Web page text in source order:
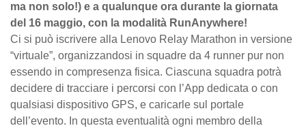
ma non solo!) e a qualunque ora durante la giornata
del 16 maggio, con la modalità RunAnywhere!
Ci si può iscrivere alla Lenovo Relay Marathon in versione
“virtuale”, organizzandosi in squadre da 4 runner pur non
essendo in compresenza fisica. Ciascuna squadra potrà
decidere di tracciare i percorsi con l’App dedicata o con
qualsiasi dispositivo GPS, e caricarle sul portale
dell’evento. In questa eventualità ogni membro della